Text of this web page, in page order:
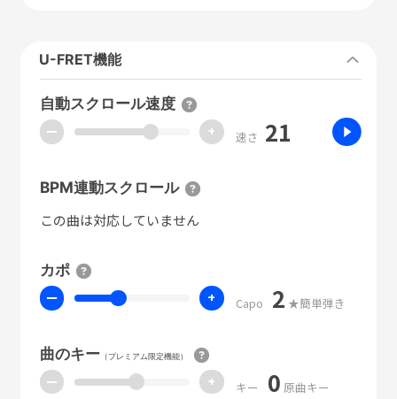
U-FRET機能
自動スクロール速度
ー + 速さ 21
BPM連動スクロール
この曲は対応していません
カポ
ー + Capo 2 ★簡単弾き
曲のキー（プレミアム限定機能）
ー + キー 0 原曲キー